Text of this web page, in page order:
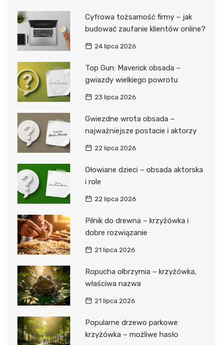
Cyfrowa tożsamość firmy – jak
budować zaufanie klientów online?
24 lipca 2026
Top Gun: Maverick obsada –
gwiazdy wielkiego powrotu
23 lipca 2026
Gwiezdne wrota obsada –
najważniejsze postacie i aktorzy
22 lipca 2026
Ołowiane dzieci – obsada aktorska
i role
22 lipca 2026
Pilnik do drewna – krzyżówka i
dobre rozwiązanie
21 lipca 2026
Ropucha olbrzymia – krzyżówka,
właściwa nazwa
21 lipca 2026
Popularne drzewo parkowe
krzyżówka – możliwe hasło